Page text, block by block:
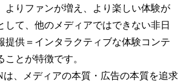
よりファンが増え、より楽しい体験が
して、他のメディアではできない非日
提供＝インタラクティブな体験コンテ
ことが特徴です。
は、メディアの本質・広告の本質を追求